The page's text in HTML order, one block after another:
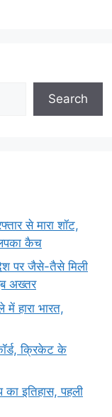
Search
से मारा शॉट,
कैच
पर जैसे-तैसे मिली
अख्तर
हारा भारत,
क्रिकेट के
इतिहास, पहली